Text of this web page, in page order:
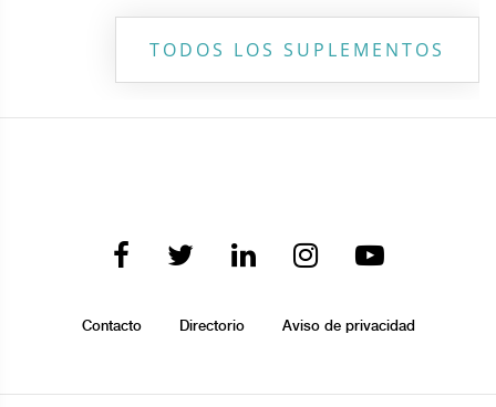
TODOS LOS SUPLEMENTOS
Contacto Directorio Aviso de privacidad